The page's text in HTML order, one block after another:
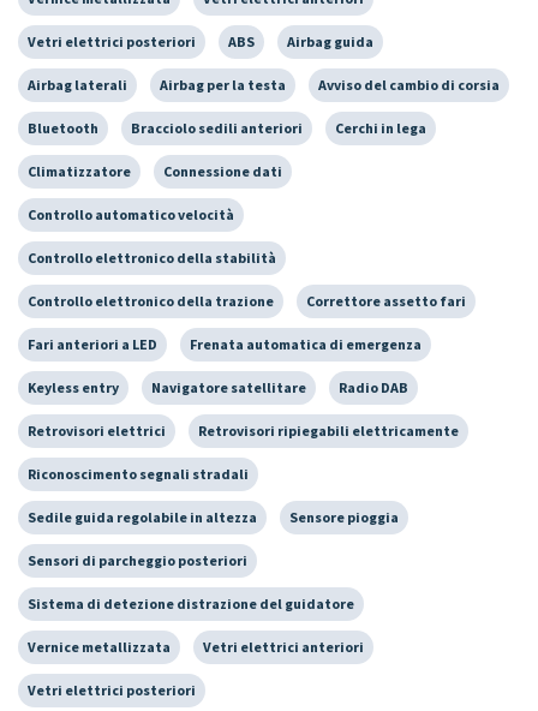
Vetri elettrici posteriori ABS Airbag guida
Airbag laterali Airbag per la testa Avviso del cambio di corsia
Bluetooth Bracciolo sedili anteriori Cerchi in lega
Climatizzatore Connessione dati
Controllo automatico velocità
Controllo elettronico della stabilità
Controllo elettronico della trazione Correttore assetto fari
Fari anteriori a LED Frenata automatica di emergenza
Keyless entry Navigatore satellitare Radio DAB
Retrovisori elettrici Retrovisori ripiegabili elettricamente
Riconoscimento segnali stradali
Sedile guida regolabile in altezza Sensore pioggia
Sensori di parcheggio posteriori
Sistema di detezione distrazione del guidatore
Vernice metallizzata Vetri elettrici anteriori
Vetri elettrici posteriori